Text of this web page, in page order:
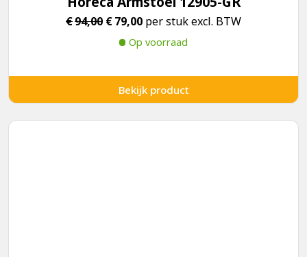
€94,00 Oorspronkelijke
prijs
€79,00Huidige
prijs
per stuk excl. BTW
Op voorraad
Bekijk product